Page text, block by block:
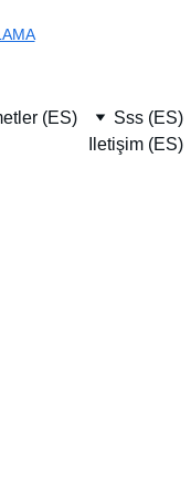
(ES)
Sss (ES)
Iletişim (ES)